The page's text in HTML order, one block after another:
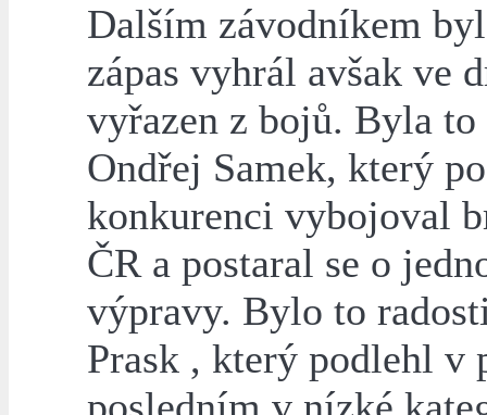
Dalším závodníkem
zápas vyhrál avšak ve
vyřazen z bojů. Byla
Ondřej Samek, který
konkurenci vybojoval
ČR a postaral se o
výpravy. Bylo to
Prask , který podlehl